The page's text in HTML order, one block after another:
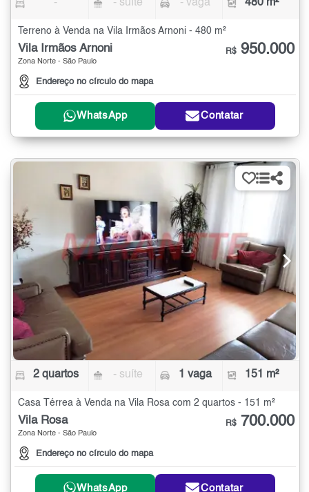
- - suíte - vaga 480 m²
Terreno à Venda na Vila Irmãos Arnoni - 480 m²
Vila Irmãos Arnoni
Zona Norte - São Paulo
Endereço no círculo do mapa
R$ 950.000
WhatsApp Contatar
2 quartos - suíte 1 vaga 151 m²
Casa Térrea à Venda na Vila Rosa com 2 quartos - 151 m²
Vila Rosa
Zona Norte - São Paulo
Endereço no círculo do mapa
R$ 700.000
WhatsApp Contatar